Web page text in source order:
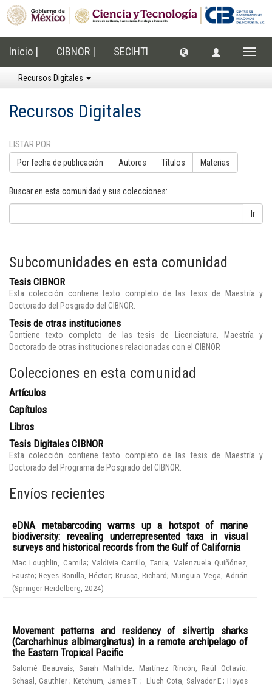
Inicio | CIBNOR | SECIHTI
Recursos Digitales
Recursos Digitales
LISTAR POR
Por fecha de publicación Autores Títulos Materias
Buscar en esta comunidad y sus colecciones:
Ir
Subcomunidades en esta comunidad
Tesis CIBNOR
Esta colección contiene texto completo de las tesis de Maestría y
Doctorado del Posgrado del CIBNOR.
Tesis de otras instituciones
Contiene texto completo de las tesis de Licenciatura, Maestría y
Doctorado de otras instituciones relacionadas con el CIBNOR
Colecciones en esta comunidad
Artículos
Capítulos
Libros
Tesis Digitales CIBNOR
Esta colección contiene texto completo de las tesis de Maestría y
Doctorado del Programa de Posgrado del CIBNOR.
Envíos recientes
eDNA metabarcoding warms up a hotspot of marine
biodiversity: revealing underrepresented taxa in visual
surveys and historical records from the Gulf of California
Mac Loughlin, Camila; Valdivia Carrillo, Tania; Valenzuela Quiñónez,
Fausto;Reyes Bonilla, Héctor; Brusca, Richard;Munguia Vega, Adrián
(Springer Heidelberg 2024)
Movement patterns and residency of silvertip sharks
(Carcharhinus albimarginatus) in a remote archipelago of
the Eastern Tropical Pacific
Salomé Beauvais, Sarah Mathilde; Martínez Rincón, Raúl Octavio;
Schaal, Gauthier;Ketchum, James T.; Lluch Cota, Salvador E.;Hoyos